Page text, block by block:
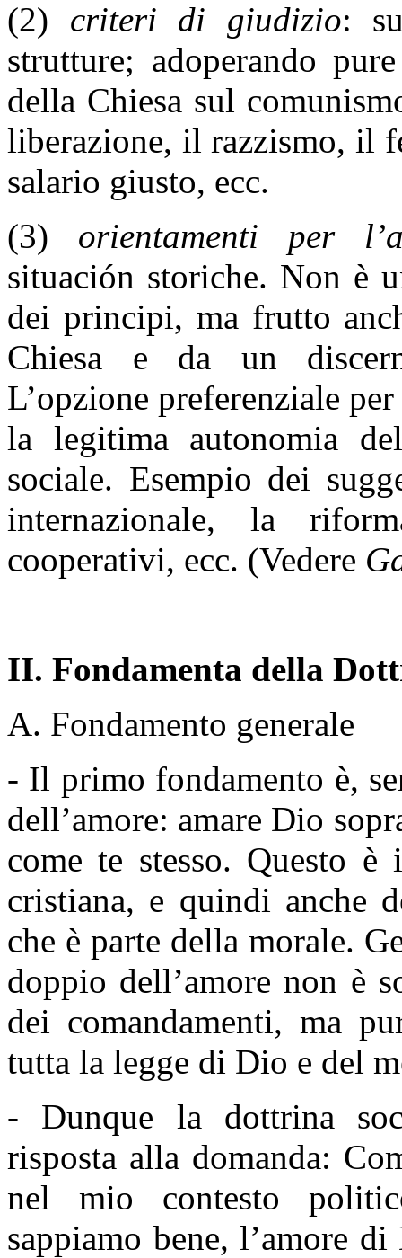
(2) criteri di giudizio:
strutture; adoperando
della Chiesa sul
liberazione, il razzismo, il
salario giusto, ecc.
(3) orientamenti per
situación storiche. Non è
dei principi, ma frutto
Chiesa e da un
L’opzione preferenziale
la legitima autonomia
sociale. Esempio dei
internazionale, la
cooperativi, ecc. (Vedere
II. Fondamenta della
A. Fondamento generale
- Il primo fondamento è,
dell’amore: amare Dio
come te stesso. Questo
cristiana, e quindi anche
che è parte della morale.
doppio dell’amore non è
dei comandamenti, ma
tutta la legge di Dio e del
- Dunque la dottrina
risposta alla domanda:
nel mio contesto
sappiamo bene, l’amore